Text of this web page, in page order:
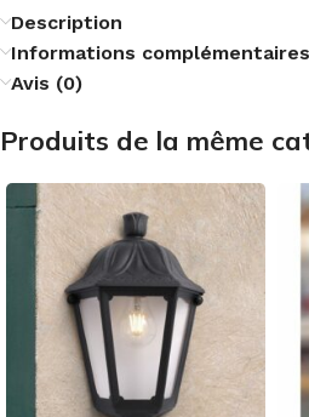
Description
Informations complémentaires
Avis (0)
Produits de la même